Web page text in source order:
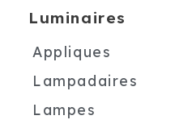
Luminaires
Appliques
Lampadaires
Lampes